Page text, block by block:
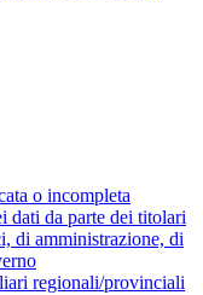
o incompleta
dati da parte dei titolari
di amministrazione, di
regionali/provinciali